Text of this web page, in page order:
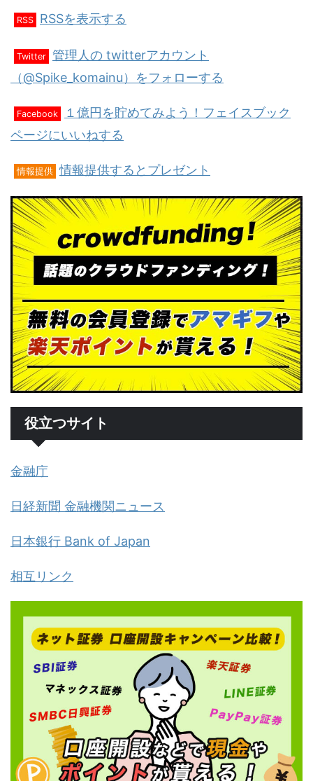
RSS RSSを表示する
Twitter 管理人の twitterアカウント
（@Spike_komainu）をフォローする
Facebook
１億円を貯めてみよう！フェイスブック
ページにいいねする
情報提供 情報提供するとプレゼント
役立つサイト
金融庁
日経新聞 金融機関ニュース
日本銀行 Bank of Japan
相互リンク